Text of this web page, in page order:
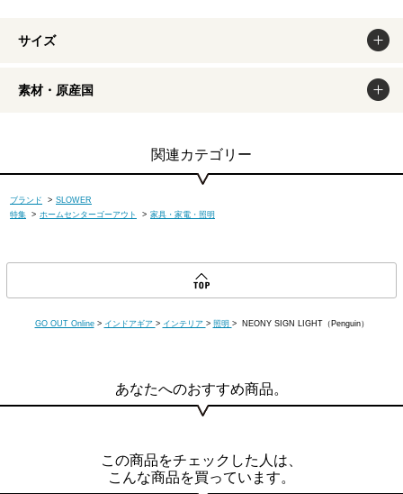
サイズ
素材・原産国
関連カテゴリー
ブランド > SLOWER
特集 > ホームセンターゴーアウト > 家具・家電・照明
GO OUT Online > インドアギア > インテリア > 照明 > NEONY SIGN LIGHT（Penguin）
あなたへのおすすめ商品。
この商品をチェックした人は、
こんな商品を買っています。